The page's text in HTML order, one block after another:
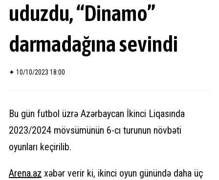
uduzdu, “Dinamo”
darmadağına sevindi
✦ 10/10/2023 18:00
Bu gün futbol üzrə Azərbaycan İkinci Liqasında
2023/2024 mövsümünün 6-cı turunun növbəti
oyunları keçirilib.
Arena.az xəbər verir ki, ikinci oyun günündə daha üç